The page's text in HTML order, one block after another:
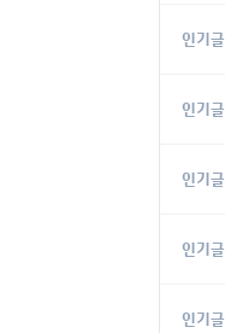
인기글
인기글
인기글
인기글
인기글